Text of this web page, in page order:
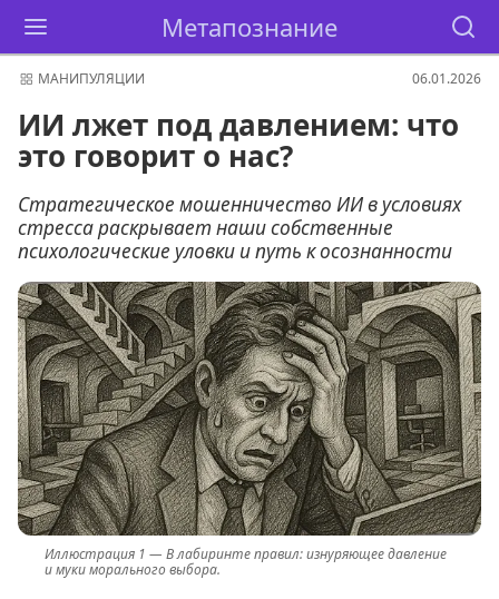
Метапознание
МАНИПУЛЯЦИИ 06.01.2026
ИИ лжет под давлением: что
это говорит о нас?
Стратегическое мошенничество ИИ в условиях
стресса раскрывает наши собственные
психологические уловки и путь к осознанности
В лабиринте правил: изнуряющее давление
и муки морального выбора.